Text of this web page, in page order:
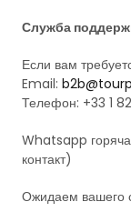
Служба
Если вам
Email:
Телефон: +33 1
Whatsapp
контакт)
Ожидаем вашего